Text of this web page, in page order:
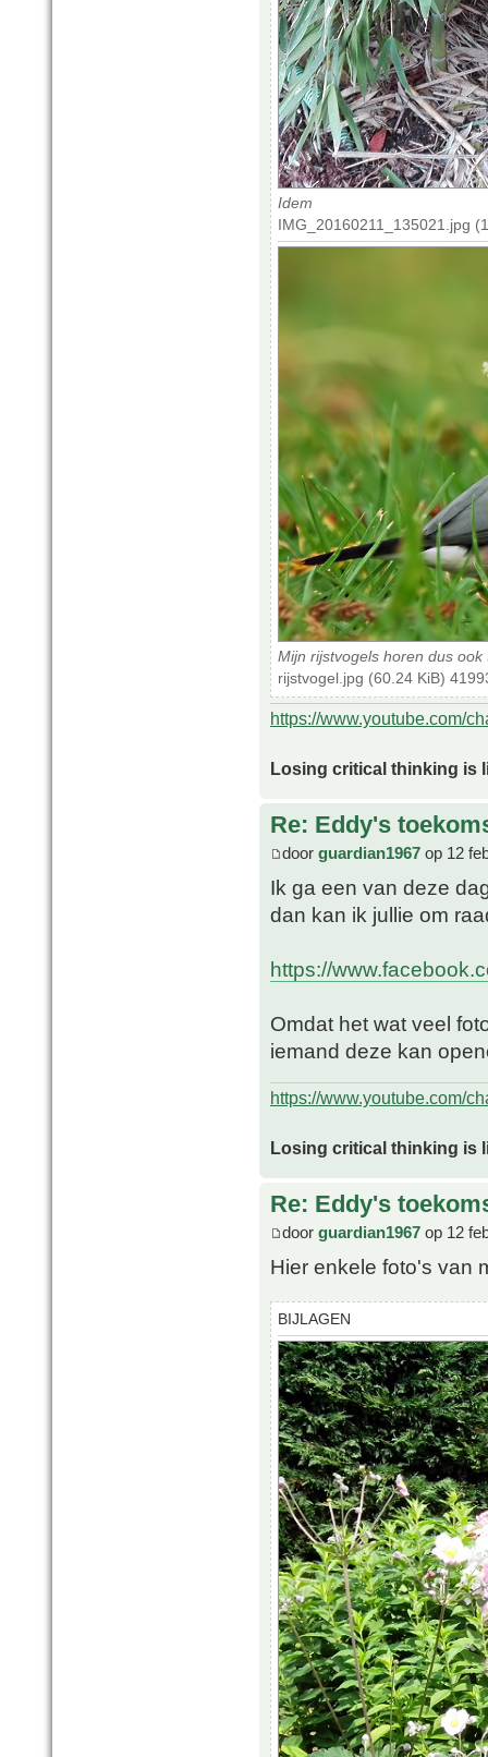
Idem
IMG_20160211_135021.jpg
Mijn rijstvogels horen dus
rijstvogel.jpg (60.24 KiB)
https://www.youtube.com/
Losing critical thinking is
Re: Eddy's
door guardian1967 op 12
Ik ga een van deze
dan kan ik jullie om
https://
Omdat het wat veel
iemand deze kan
https://www.youtube.com/
Losing critical thinking is
Re: Eddy's
door guardian1967 op 12
Hier enkele foto's van
BIJLAGEN